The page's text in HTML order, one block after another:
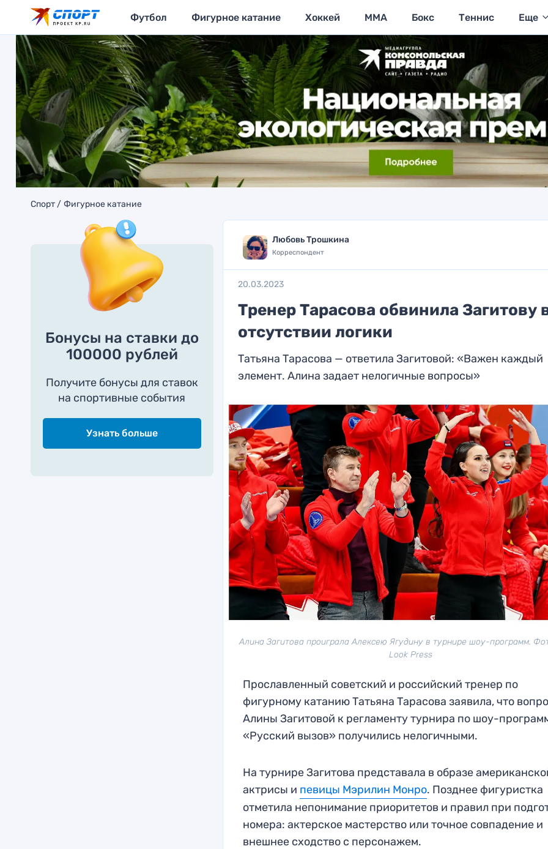
Футбол Фигурное катание Хоккей MMA Бокс Теннис Еще
Спорт Фигурное катание
Бонусы на ставки до
100000 рублей
Получите бонусы для ставок
на спортивные события
Узнать больше
Любовь Трошкина
Корреспондент
20.03.2023
Тренер Тарасова обвинила Загитову
отсутствии логики
Татьяна Тарасова — ответила Загитовой: «Важен каждый
элемент. Алина задает нелогичные вопросы»
Алина Загитова проиграла Алексею Ягудину в турнире шоу-программ.
Look Press
Прославленный советский и российский тренер по
фигурному катанию Татьяна Тарасова заявила, что
Алины Загитовой к регламенту турнира по шоу-
«Русский вызов» получились нелогичными.
На турнире Загитова представала в образе
актрисы и певицы Мэрилин Монро. Позднее фигуристка
отметила непонимание приоритетов и правил при
номера: актерское мастерство или точное совпадение и
внешнее сходство с персонажем.